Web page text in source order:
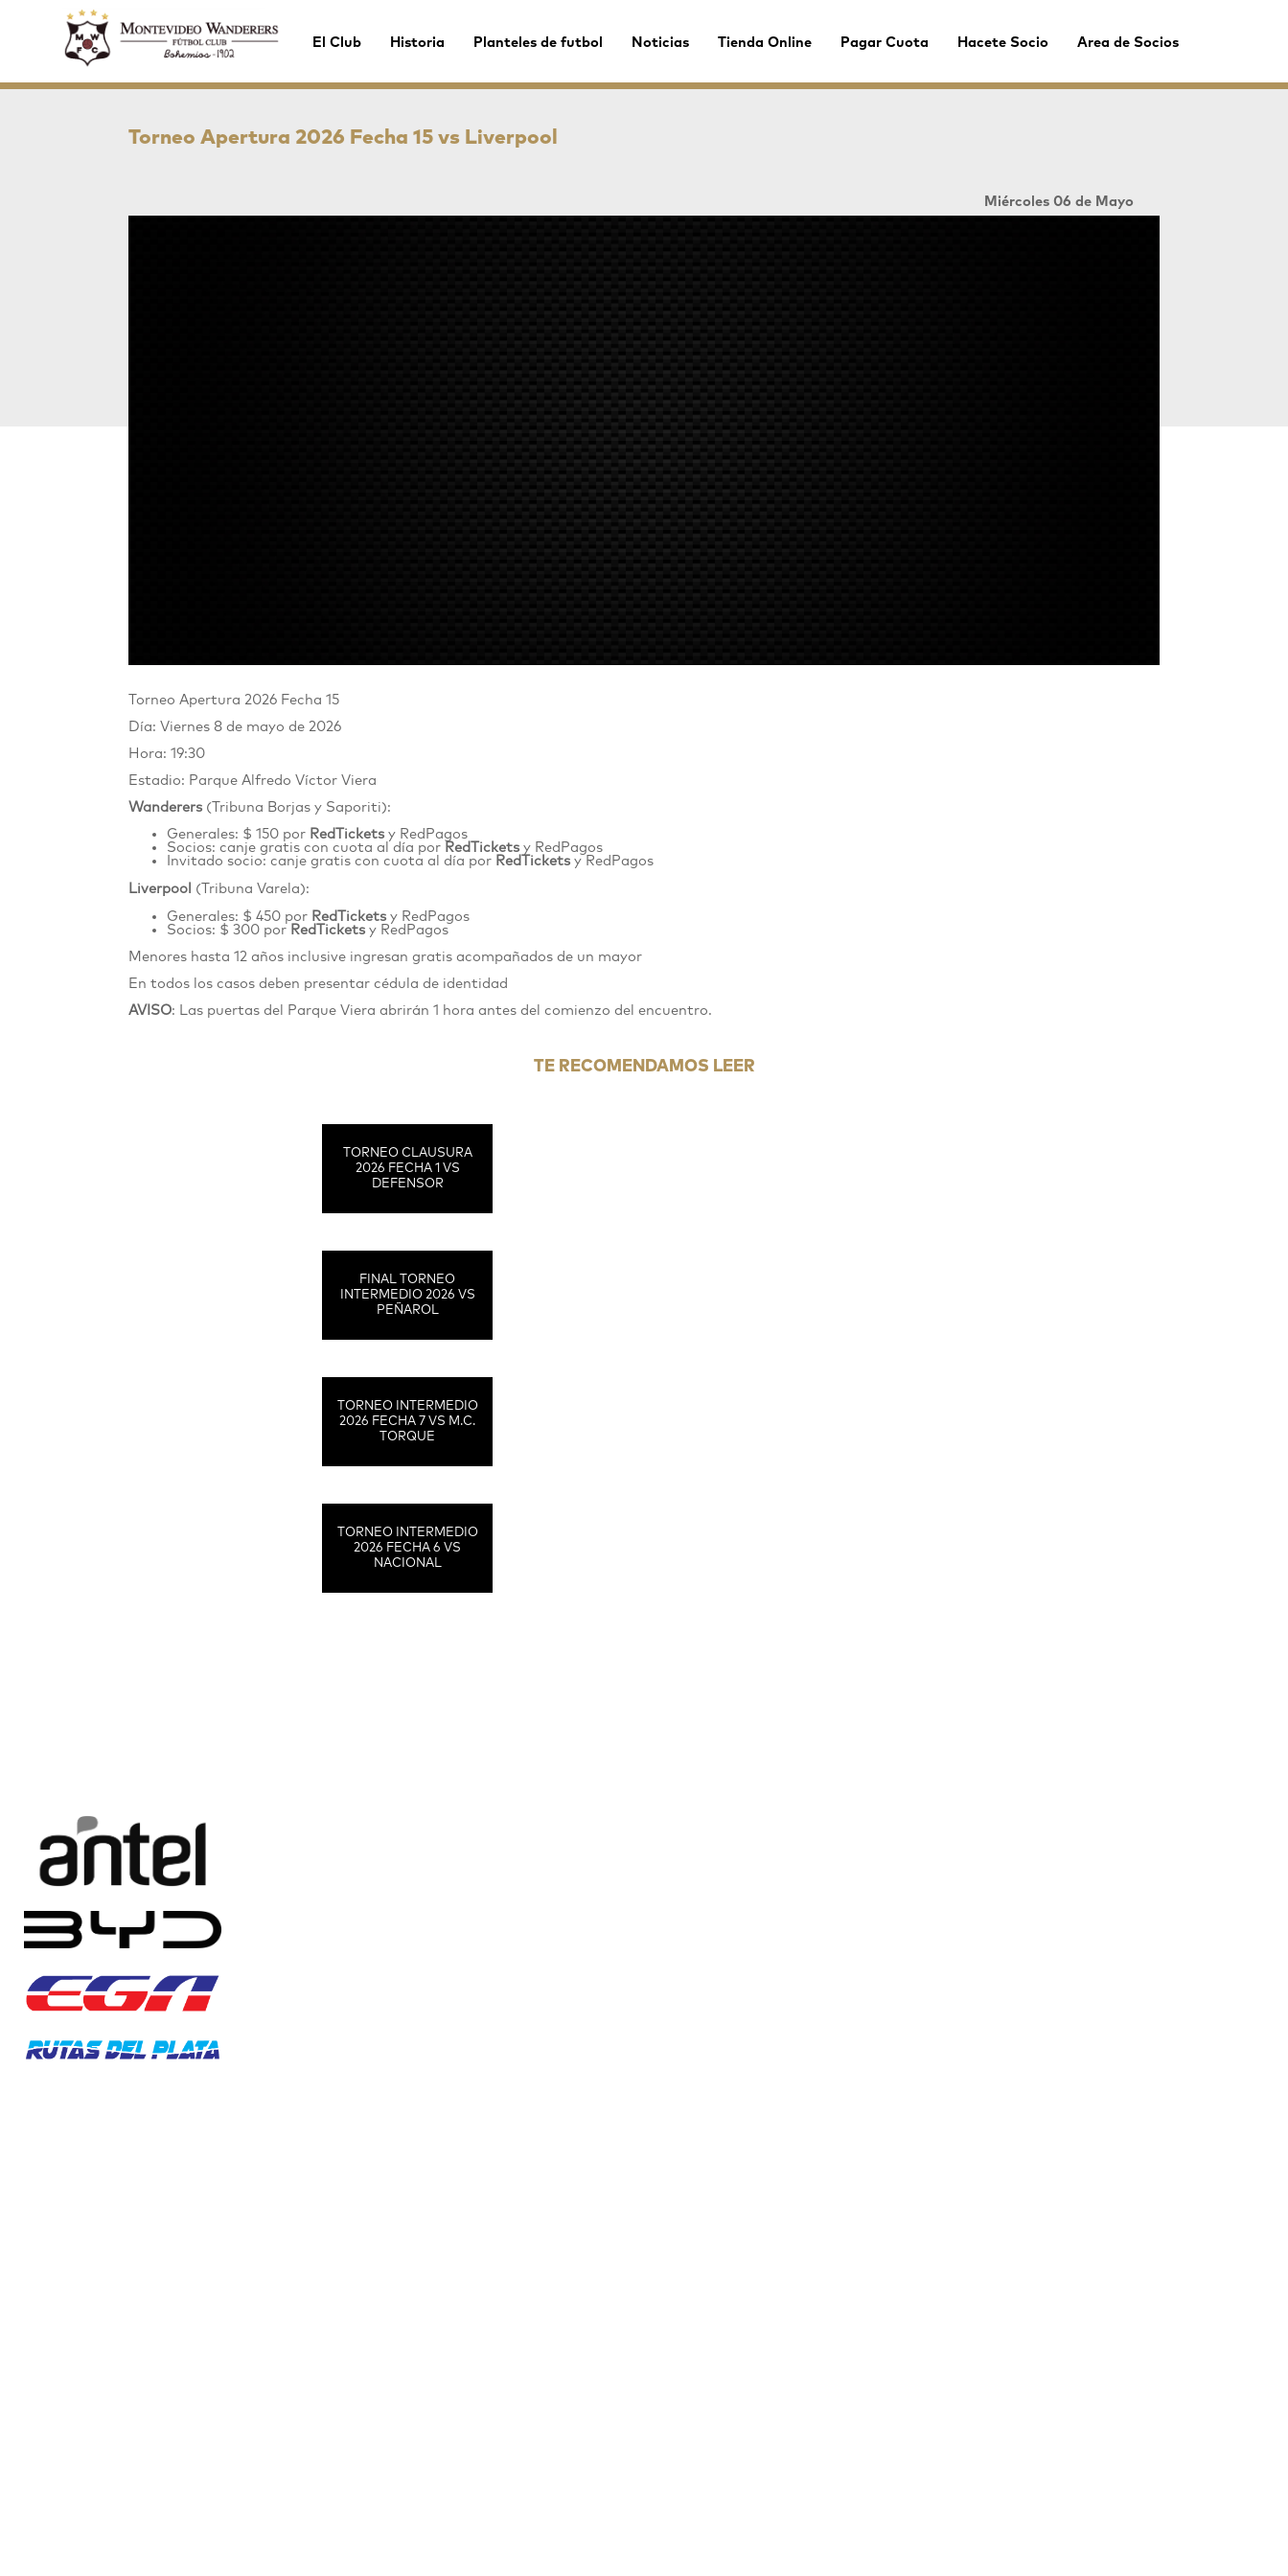
El Club Historia Planteles de futbol Noticias Tienda Online Pagar Cuota Hacete Socio Area de Socios
Torneo Apertura 2026 Fecha 15 vs Liverpool
Miércoles 06 de Mayo
Torneo Apertura 2026 Fecha 15
Día: Viernes 8 de mayo de 2026
Hora: 19:30
Estadio: Parque Alfredo Víctor Viera
Wanderers (Tribuna Borjas y Saporiti):
Generales: $ 150 por RedTickets y RedPagos
Socios: canje gratis con cuota al día por RedTickets y RedPagos
Invitado socio: canje gratis con cuota al día por RedTickets y RedPagos
Liverpool (Tribuna Varela):
Generales: $ 450 por RedTickets y RedPagos
Socios: $ 300 por RedTickets y RedPagos
Menores hasta 12 años inclusive ingresan gratis acompañados de un mayor
En todos los casos deben presentar cédula de identidad
AVISO: Las puertas del Parque Viera abrirán 1 hora antes del comienzo del encuentro.
TE RECOMENDAMOS LEER
TORNEO CLAUSURA
2026 FECHA 1 VS
DEFENSOR
FINAL TORNEO
INTERMEDIO 2026 VS
PEÑAROL
TORNEO INTERMEDIO
2026 FECHA 7 VS M.C.
TORQUE
TORNEO INTERMEDIO
2026 FECHA 6 VS
NACIONAL